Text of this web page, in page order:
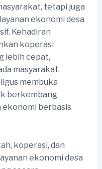
tetapi juga
ekonomi desa
Kehadiran
koperasi
lebih cepat,
masyarakat.
membuka
berkembang
ekonomi berbasis
koperasi, dan
ekonomi desa